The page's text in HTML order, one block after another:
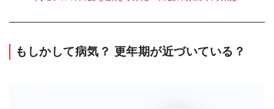
もしかして病気？ 更年期が近づいている？